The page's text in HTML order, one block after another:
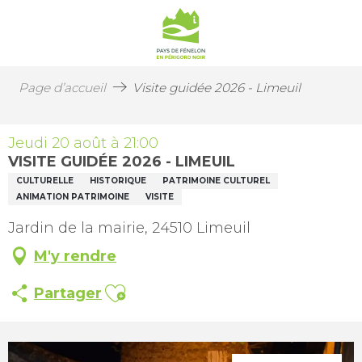
Page d’accueil Visite guidée 2026 - Limeuil
Jeudi 20 août à 21:00
VISITE GUIDÉE 2026 - LIMEUIL
CULTURELLE HISTORIQUE
PATRIMOINE CULTUREL
ANIMATION PATRIMOINE
VISITE
Jardin de la mairie, 24510 Limeuil
M'y rendre
Partager Ajouter aux favoris